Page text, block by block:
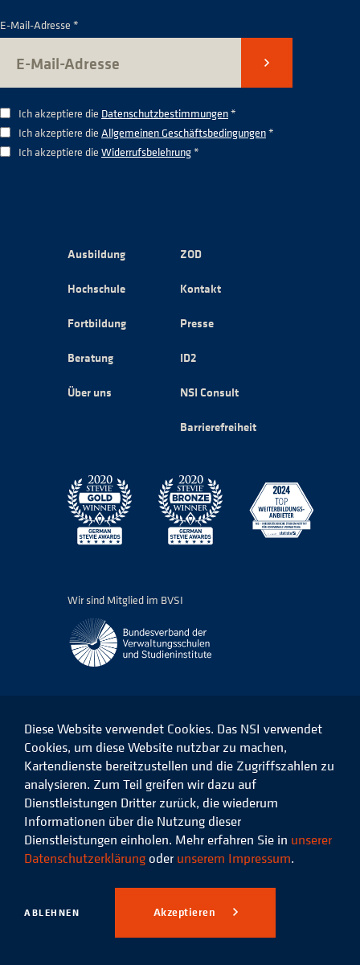
E-Mail-Adresse *
Senden
Ich akzeptiere die Datenschutzbestimmungen*
Ich akzeptiere die Allgemeinen Geschäftsbedingungen*
Ich akzeptiere die Widerrufsbelehrung*
Ausbildung
Hochschule
Fortbildung
Beratung
Über uns
ZOD
Kontakt
Presse
ID2
NSI Consult
Barrierefreiheit
Wir sind Mitglied im BVSI
Das
NSI
Facebook
Das
NSI
auf
LinkedIn
Das
NSI
auf
Instagram
Das
Xing
© 2026 Niedersächsisches
Studieninstitut für kommunale
Verwaltung e.V.
Datenschutz Impressum
Diese Website verwendet Cookies. Das NSI verwendet
Cookies, um diese Website nutzbar zu machen,
Kartendienste bereitzustellen und die Zugriffszahlen zu
analysieren. Zum Teil greifen wir dazu auf
Dienstleistungen Dritter zurück, die wiederum
Informationen über die Nutzung dieser
Dienstleistungen einholen. Mehr erfahren Sie in unserer
Datenschutzerklärung oder unserem Impressum.
ABLEHNEN Akzeptieren